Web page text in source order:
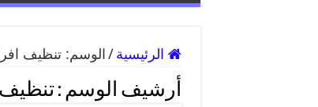
الرئيسية / الوسم:تنظيف
أرشيف الوسم :